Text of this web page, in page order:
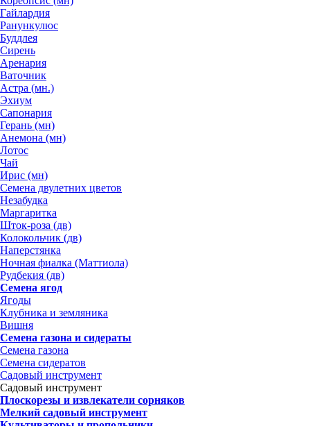
Гайлардия
Ранункулюс
Буддлея
Сирень
Аренария
Ваточник
Астра (мн.)
Эхиум
Сапонария
Герань (мн)
Анемона (мн)
Лотос
Чай
Ирис (мн)
Семена двулетних цветов
Незабудка
Маргаритка
Шток-роза (дв)
Колокольчик (дв)
Наперстянка
Ночная фиалка (Маттиола)
Рудбекия (дв)
Семена ягод
Ягоды
Клубника и земляника
Вишня
Семена газона и сидераты
Семена газона
Семена сидератов
Садовый инструмент
Садовый инструмент
Плоскорезы и извлекатели сорняков
Мелкий садовый инструмент